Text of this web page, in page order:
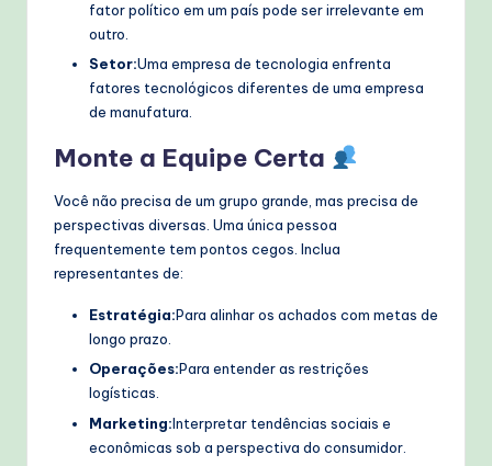
fator político em um país pode ser irrelevante em
outro.
Setor:Uma empresa de tecnologia enfrenta
fatores tecnológicos diferentes de uma empresa
de manufatura.
Monte a Equipe Certa
Você não precisa de um grupo grande, mas precisa de
perspectivas diversas. Uma única pessoa
frequentemente tem pontos cegos. Inclua
representantes de:
Estratégia:Para alinhar os achados com metas de
longo prazo.
Operações:Para entender as restrições
logísticas.
Marketing:Interpretar tendências sociais e
econômicas sob a perspectiva do consumidor.